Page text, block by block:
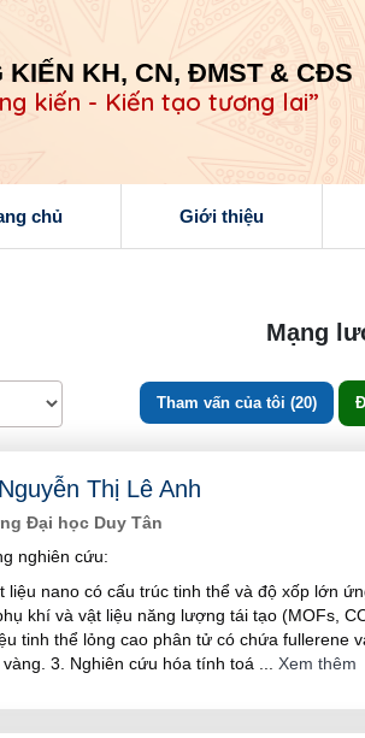
KIẾN KH, CN, ĐMST & CĐS
kiến - Kiến tạo tương lai”
chủ Giới thiệu
Mạng
Tham vấn của tôi (20)
Thị Lê Anh
Đại học Duy Tân
nghiên cứu:
liệu nano có cấu trúc tinh thể và độ xốp lớn
khí và vật liệu năng lượng tái tạo (MOFs,
tinh thể lỏng cao phân tử có chứa fullerene
vàng. 3. Nghiên cứu hóa tính toá
Xem thêm